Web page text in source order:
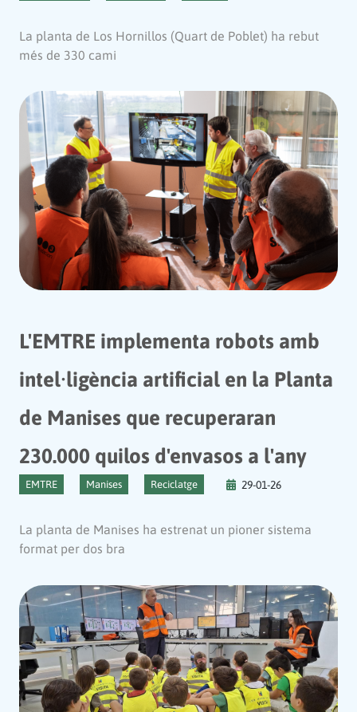
La planta de Los Hornillos (Quart de Poblet) ha rebut
més de 330 cami
L'EMTRE implementa robots amb
intel·ligència artificial en la Planta
de Manises que recuperaran
230.000 quilos d'envasos a l'any
EMTRE Manises Reciclatge 29-01-26
La planta de Manises ha estrenat un pioner sistema
format per dos bra